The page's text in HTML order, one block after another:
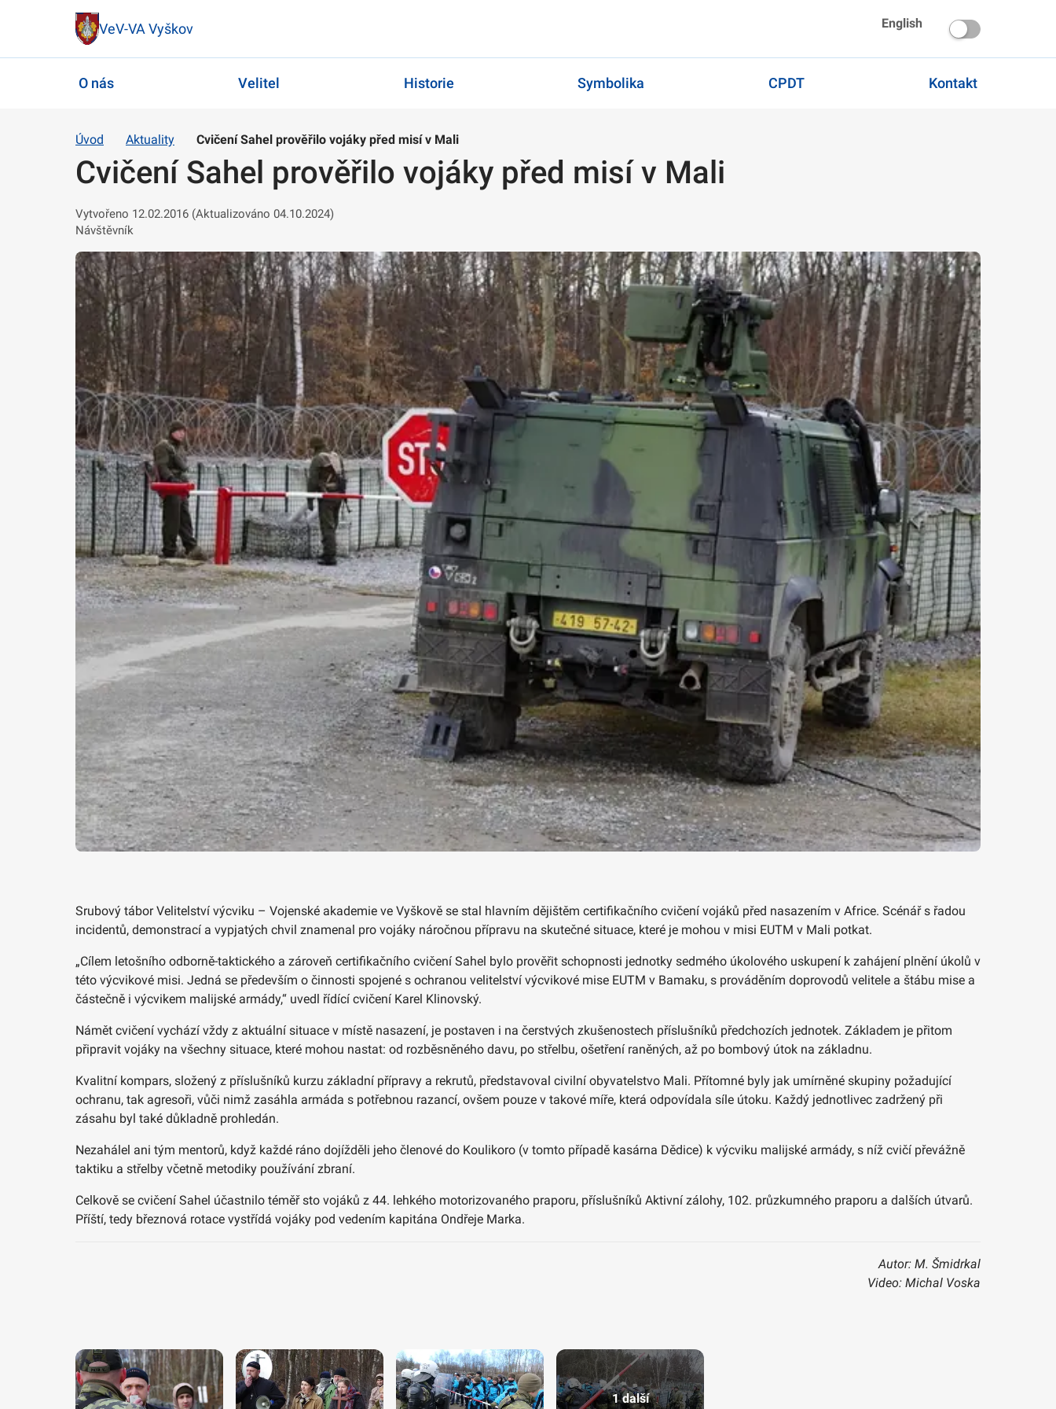
VeV-VA Vyškov English
O nás Velitel Historie Symbolika CPDT Kontakt
Úvod Aktuality Cvičení Sahel prověřilo vojáky před misí v Mali
Cvičení Sahel prověřilo vojáky před misí v Mali
Vytvořeno 12.02.2016 (Aktualizováno 04.10.2024)
Návštěvník
Srubový tábor Velitelství výcviku – Vojenské akademie ve Vyškově se stal hlavním dějištěm certifikačního cvičení vojáků před nasazením v Africe. Scénář s řadou
incidentů, demonstrací a vypjatých chvil znamenal pro vojáky náročnou přípravu na skutečné situace, které je mohou v misi EUTM v Mali potkat.
„Cílem letošního odborně-taktického a zároveň certifikačního cvičení Sahel bylo prověřit schopnosti jednotky sedmého úkolového uskupení k zahájení plnění úkolů v
této výcvikové misi. Jedná se především o činnosti spojené s ochranou velitelství výcvikové mise EUTM v Bamaku, s prováděním doprovodů velitele a štábu mise a
částečně i výcvikem malijské armády,“ uvedl řídící cvičení Karel Klinovský.
Námět cvičení vychází vždy z aktuální situace v místě nasazení, je postaven i na čerstvých zkušenostech příslušníků předchozích jednotek. Základem je přitom
připravit vojáky na všechny situace, které mohou nastat: od rozběsněného davu, po střelbu, ošetření raněných, až po bombový útok na základnu.
Kvalitní kompars, složený z příslušníků kurzu základní přípravy a rekrutů, představoval civilní obyvatelstvo Mali. Přítomné byly jak umírněné skupiny požadující
ochranu, tak agresoři, vůči nimž zasáhla armáda s potřebnou razancí, ovšem pouze v takové míře, která odpovídala síle útoku. Každý jednotlivec zadržený při
zásahu byl také důkladně prohledán.
Nezahálel ani tým mentorů, když každé ráno dojížděli jeho členové do Koulikoro (v tomto případě kasárna Dědice) k výcviku malijské armády, s níž cvičí převážně
taktiku a střelby včetně metodiky používání zbraní.
Celkově se cvičení Sahel účastnilo téměř sto vojáků z 44. lehkého motorizovaného praporu, příslušníků Aktivní zálohy, 102. průzkumného praporu a dalších útvarů.
Příští, tedy březnová rotace vystřídá vojáky pod vedením kapitána Ondřeje Marka.
Autor: M. Šmidrkal
Video: Michal Voska
1 další